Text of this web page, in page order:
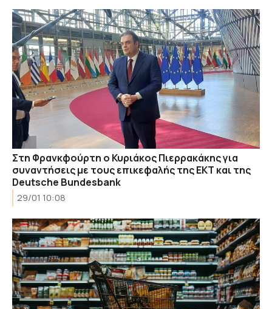
Στη Φρανκφούρτη ο Κυριάκος Πιερρακάκης για
συναντήσεις με τους επικεφαλής της ΕΚΤ και της
Deutsche Bundesbank
29/01 10:08